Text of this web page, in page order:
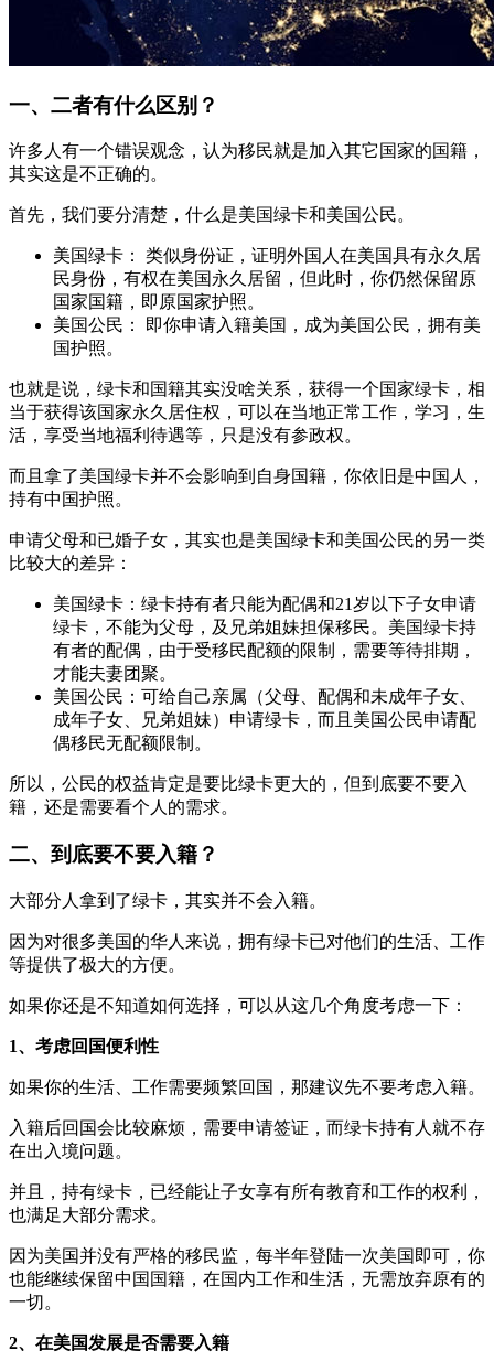
一、二者有什么区别？
许多人有一个错误观念，认为移民就是加入其它国家的国籍，
其实这是不正确的。
首先，我们要分清楚，什么是美国绿卡和美国公民。
美国绿卡： 类似身份证，证明外国人在美国具有永久居
民身份，有权在美国永久居留，但此时，你仍然保留原
国家国籍，即原国家护照。
美国公民： 即你申请入籍美国，成为美国公民，拥有美
国护照。
也就是说，绿卡和国籍其实没啥关系，获得一个国家绿卡，相
当于获得该国家永久居住权，可以在当地正常工作，学习，生
活，享受当地福利待遇等，只是没有参政权。
而且拿了美国绿卡并不会影响到自身国籍，你依旧是中国人，
持有中国护照。
申请父母和已婚子女，其实也是美国绿卡和美国公民的另一类
比较大的差异：
美国绿卡：绿卡持有者只能为配偶和21岁以下子女申请
绿卡，不能为父母，及兄弟姐妹担保移民。美国绿卡持
有者的配偶，由于受移民配额的限制，需要等待排期，
才能夫妻团聚。
美国公民：可给自己亲属（父母、配偶和未成年子女、
成年子女、兄弟姐妹）申请绿卡，而且美国公民申请配
偶移民无配额限制。
所以，公民的权益肯定是要比绿卡更大的，但到底要不要入
籍，还是需要看个人的需求。
二、到底要不要入籍？
大部分人拿到了绿卡，其实并不会入籍。
因为对很多美国的华人来说，拥有绿卡已对他们的生活、工作
等提供了极大的方便。
如果你还是不知道如何选择，可以从这几个角度考虑一下：
1、考虑回国便利性
如果你的生活、工作需要频繁回国，那建议先不要考虑入籍。
入籍后回国会比较麻烦，需要申请签证，而绿卡持有人就不存
在出入境问题。
并且，持有绿卡，已经能让子女享有所有教育和工作的权利，
也满足大部分需求。
因为美国并没有严格的移民监，每半年登陆一次美国即可，你
也能继续保留中国国籍，在国内工作和生活，无需放弃原有的
一切。
2、在美国发展是否需要入籍